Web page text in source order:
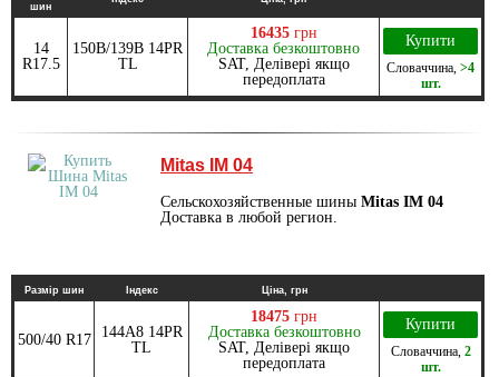
шин
14
R17.5
150B/139B 14PR
TL
16435 грн
Доставка безкоштовно
SAT, Делівері якщо
передоплата
Купити
Словаччина >4
шт.
Mitas IM 04
Сельскохозяйственные шины Mitas IM 04
Доставка в любой регион.
Размір шин Індекс Ціна, грн
500/40 R17
144A8 14PR
TL
18475 грн
Доставка безкоштовно
SAT, Делівері якщо
передоплата
Купити
Словаччина, 2
шт.